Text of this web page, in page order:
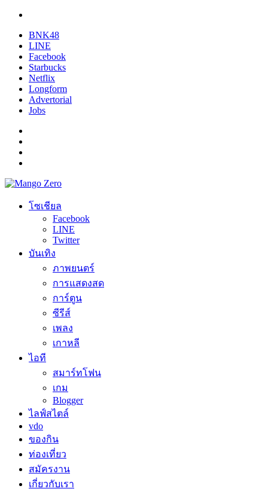
BNK48
LINE
Facebook
Starbucks
Netflix
Longform
Advertorial
Jobs
โซเชียล
Facebook
LINE
Twitter
บันเทิง
ภาพยนตร์
การแสดงสด
การ์ตูน
ซีรีส์
เพลง
เกาหลี
ไอที
สมาร์ทโฟน
เกม
Blogger
ไลฟ์สไตล์
vdo
ของกิน
ท่องเที่ยว
สมัครงาน
เกี่ยวกับเรา